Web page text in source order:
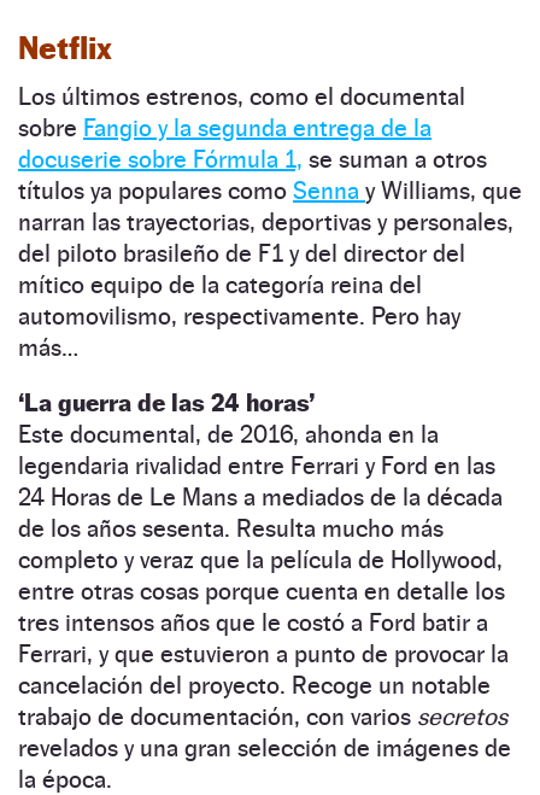
Netflix
Los últimos estrenos, como el documental
sobre Fangio y la segunda entrega de la
docuserie sobre Fórmula 1, se suman a otros
títulos ya populares como Senna y Williams, que
narran las trayectorias, deportivas y personales,
del piloto brasileño de F1 y del director del
mítico equipo de la categoría reina del
automovilismo, respectivamente. Pero hay
más…
‘La guerra de las 24 horas’
Este documental, de 2016, ahonda en la
legendaria rivalidad entre Ferrari y Ford en las
24 Horas de Le Mans a mediados de la década
de los años sesenta. Resulta mucho más
completo y veraz que la película de Hollywood,
entre otras cosas porque cuenta en detalle los
tres intensos años que le costó a Ford batir a
Ferrari, y que estuvieron a punto de provocar la
cancelación del proyecto. Recoge un notable
trabajo de documentación, con varios secretos
revelados y una gran selección de imágenes de
la época.